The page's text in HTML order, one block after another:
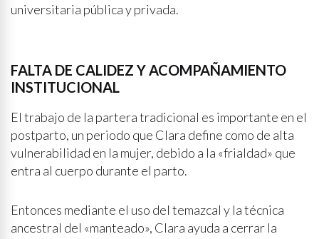
universitaria pública y privada.
FALTA DE CALIDEZ Y ACOMPAÑAMIENTO
INSTITUCIONAL
El trabajo de la partera tradicional es importante en el
postparto, un periodo que Clara define como de alta
vulnerabilidad en la mujer, debido a la «frialdad» que
entra al cuerpo durante el parto.
Entonces mediante el uso del temazcal y la técnica
ancestral del «manteado», Clara ayuda a cerrar la